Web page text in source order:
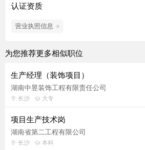
认证资质
营业执照信息
为您推荐更多相似职位
生产经理（装饰项目）
湖南中昱装饰工程有限责任公司
长沙 大专
项目生产技术岗
湖南省第二工程有限公司
长沙 本科